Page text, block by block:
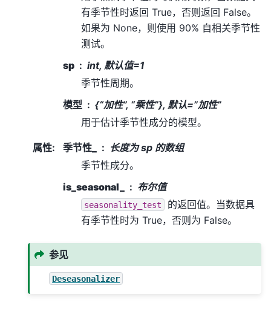
有季节性时返回 True，否则返回 False。
如果为 None，则使用 90% 自相关季节性
测试。
sp
int, 默认值=1
季节性周期。
模型
{“加性”, “乘性”}, 默认=”加性”
用于估计季节性成分的模型。
属性: 季节性_
长度为 sp 的数组
季节性成分。
is_seasonal_
布尔值
seasonality_test
的返回值。当数据具
有季节性时为 True，否则为 False。
参见
Deseasonalizer